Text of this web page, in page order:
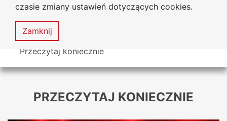
czasie zmiany ustawień dotyczących cookies.
Zamknij
Mapa
serwisu
MENU
Tutaj jesteś
Przeczytaj koniecznie
PRZECZYTAJ KONIECZNIE